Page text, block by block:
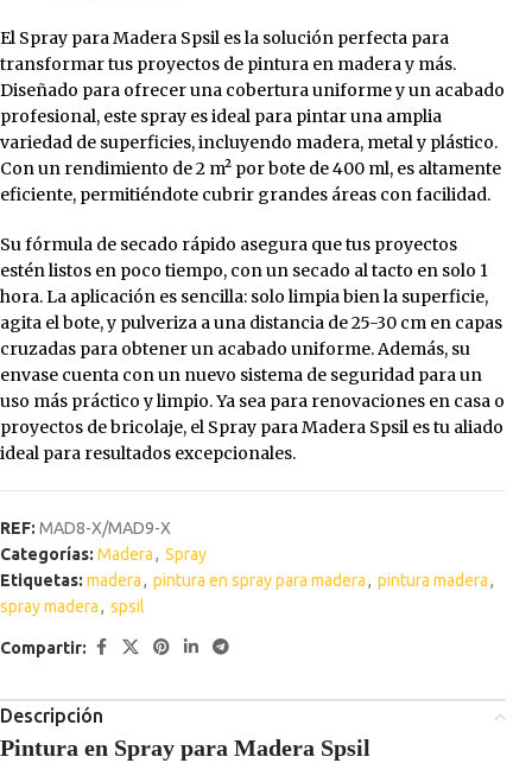
El Spray para Madera Spsil es la solución perfecta para
transformar tus proyectos de pintura en madera y más.
Diseñado para ofrecer una cobertura uniforme y un acabado
profesional, este spray es ideal para pintar una amplia
variedad de superficies, incluyendo madera, metal y plástico.
Con un rendimiento de 2 m² por bote de 400 ml, es altamente
eficiente, permitiéndote cubrir grandes áreas con facilidad.
Su fórmula de secado rápido asegura que tus proyectos
estén listos en poco tiempo, con un secado al tacto en solo 1
hora. La aplicación es sencilla: solo limpia bien la superficie,
agita el bote, y pulveriza a una distancia de 25-30 cm en capas
cruzadas para obtener un acabado uniforme. Además, su
envase cuenta con un nuevo sistema de seguridad para un
uso más práctico y limpio. Ya sea para renovaciones en casa o
proyectos de bricolaje, el Spray para Madera Spsil es tu aliado
ideal para resultados excepcionales.
REF: MAD8-X/MAD9-X
Categorías: Madera, Spray
Etiquetas: madera, pintura en spray para madera, pintura madera,
spray madera, spsil
Compartir:
Descripción
Pintura en Spray para Madera Spsil